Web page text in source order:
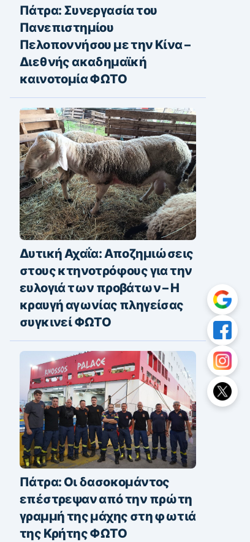
Πάτρα: Συνεργασία του
Πανεπιστημίου
Πελοποννήσου με την Κίνα –
Διεθνής ακαδημαϊκή
καινοτομία ΦΩΤΟ
Δυτική Αχαΐα: Αποζημιώσεις
στους κτηνοτρόφους για την
ευλογιά των προβάτων – Η
κραυγή αγωνίας πληγείσας
συγκινεί ΦΩΤΟ
Πάτρα: Οι δασοκομάντος
επέστρεψαν από την πρώτη
γραμμή της μάχης στη φωτιά
της Κρήτης ΦΩΤΟ